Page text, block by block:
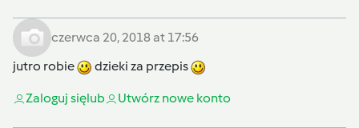
czerwca 20, 2018 at 17:56
jutro robie
dzieki za przepis
Zaloguj sięlub Utwórz nowe konto